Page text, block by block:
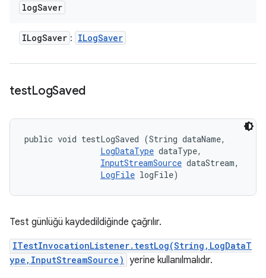
logSaver
ILogSaver : ILogSaver
testLogSaved
public void testLogSaved (String dataName,
LogDataType dataType,
InputStreamSource dataStream,
LogFile logFile)
Test günlüğü kaydedildiğinde çağrılır.
ITestInvocationListener.testLog(String,LogDataT
ype,InputStreamSource) yerine kullanılmalıdır.